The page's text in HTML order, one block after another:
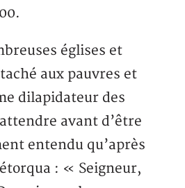
églises et
aux pauvres et
dilapidateur des
avant d’être
entendu qu’après
: « Seigneur,